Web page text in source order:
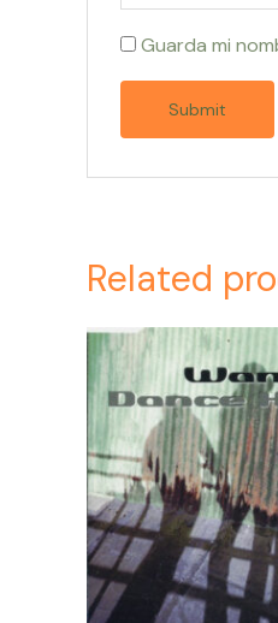
Guarda mi
Related